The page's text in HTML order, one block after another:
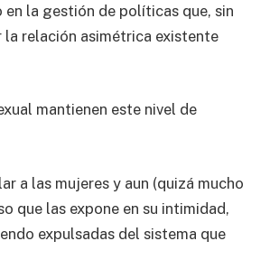
la gestión de políticas que, sin
relación asimétrica existente
mantienen este nivel de
a las mujeres y aun (quizá mucho
que las expone en su intimidad,
expulsadas del sistema que